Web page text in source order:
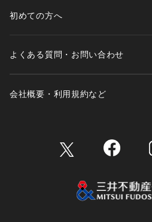
初めての方へ
よくある質問・お問い合わせ
会社概要・利用規約など